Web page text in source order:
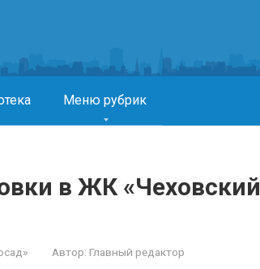
Меню рубрик
в ЖК «Чеховский
Автор: Главный редактор